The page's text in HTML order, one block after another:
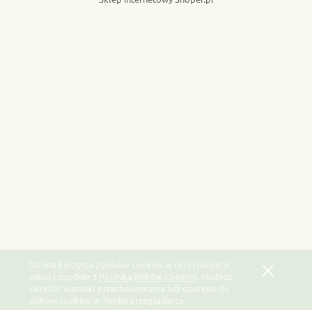
Strona korzysta z plików cookies w celu realizacji
usług i zgodnie z Polityką Plików Cookies . Możesz
określić warunki przechowywania lub dostępu do
plików cookies w Twojej przeglądarce.